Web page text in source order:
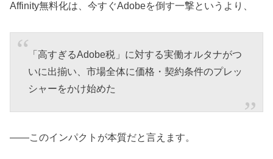
Affinity無料化は、今すぐAdobeを倒す一撃というより、
「高すぎるAdobe税」に対する実働オルタナがつ
いに出揃い、市場全体に価格・契約条件のプレッ
シャーをかけ始めた
――このインパクトが本質だと言えます。